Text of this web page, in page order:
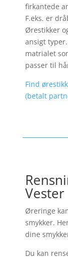
firkantede
F.eks. er
Ørestikker
ansigt
matrialet
passer til
Find
(betalt
Vester
Øreringe
smykker.
dine
Du kan